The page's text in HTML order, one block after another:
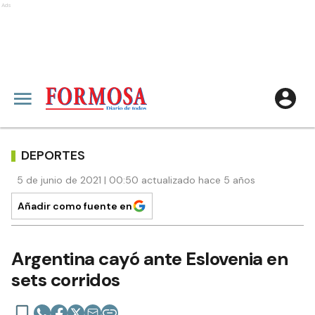
Ads
DEPORTES
5 de junio de 2021 | 00:50 actualizado hace 5 años
Añadir como fuente en
Argentina cayó ante Eslovenia en
sets corridos